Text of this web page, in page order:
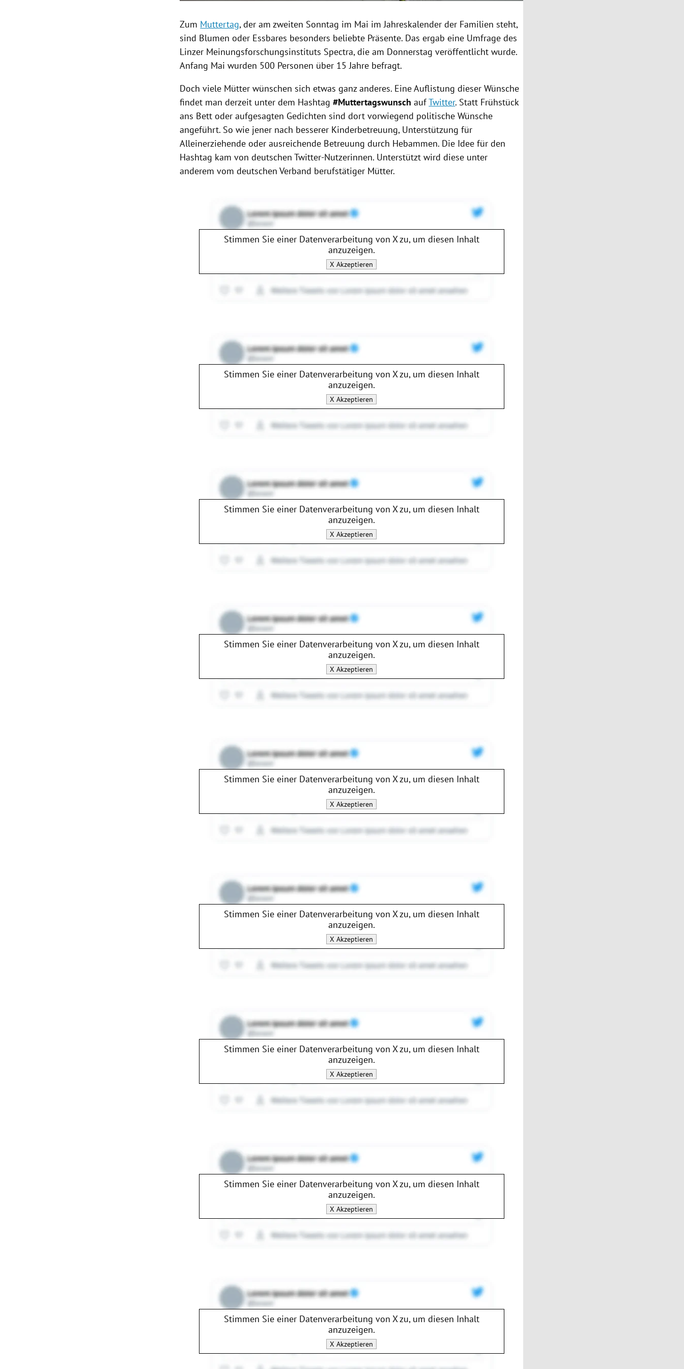
Zum Muttertag, der am zweiten Sonntag im Mai imJahreskalender der Familien steht,
sind Blumen oder Essbares besonders beliebte Präsente. Das ergab eine Umfrage des
Linzer Meinungsforschungsinstituts Spectra, die am Donnerstag veröffentlicht wurde.
Anfang Mai wurden 500 Personen über 15 Jahre befragt.
Doch viele Mütter wünschen sich etwas ganz anderes. Eine Auflistung dieser Wünsche
findet man derzeit unter dem Hashtag #Muttertagswunsch aufTwitter. Statt Frühstück
ans Bett oder aufgesagten Gedichten sind dort vorwiegend politische Wünsche
angeführt. So wie jener nach besserer Kinderbetreuung, Unterstützung für
Alleinerziehende oder ausreichende Betreuung durch Hebammen. Die Idee für den
Hashtag kam von deutschen Twitter-Nutzerinnen. Unterstützt wird diese unter
anderem vom deutschen Verband berufstätiger Mütter.
Stimmen Sie einer Datenverarbeitung von Xzu, um diesen Inhalt
anzuzeigen.
X Akzeptieren
Stimmen Sie einer Datenverarbeitung von Xzu, um diesen Inhalt
anzuzeigen.
X Akzeptieren
Stimmen Sie einer Datenverarbeitung von Xzu, um diesen Inhalt
anzuzeigen.
X Akzeptieren
Stimmen Sie einer Datenverarbeitung von Xzu, um diesen Inhalt
anzuzeigen.
X Akzeptieren
Stimmen Sie einer Datenverarbeitung von Xzu, um diesen Inhalt
anzuzeigen.
X Akzeptieren
Stimmen Sie einer Datenverarbeitung von Xzu, um diesen Inhalt
anzuzeigen.
X Akzeptieren
Stimmen Sie einer Datenverarbeitung von Xzu, um diesen Inhalt
anzuzeigen.
X Akzeptieren
Stimmen Sie einer Datenverarbeitung von Xzu, um diesen Inhalt
anzuzeigen.
X Akzeptieren
Stimmen Sie einer Datenverarbeitung von Xzu, um diesen Inhalt
anzuzeigen.
X Akzeptieren